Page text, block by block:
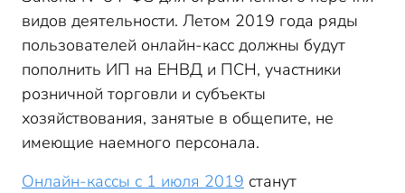
видов деятельности. Летом 2019 года ряды
пользователей онлайн-касс должны будут
пополнить ИП на ЕНВД и ПСН, участники
розничной торговли и субъекты
хозяйствования, занятые в общепите, не
имеющие наемного персонала.
Онлайн-кассы с 1 июля 2019 станут